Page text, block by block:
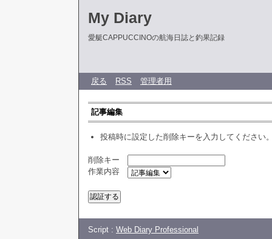
My Diary
愛艇CAPPUCCINOの航海日誌と釣果記録
戻る RSS 管理者用
記事編集
投稿時に設定した削除キーを入力してください
削除キー
作業内容
Script : Web Diary Professional